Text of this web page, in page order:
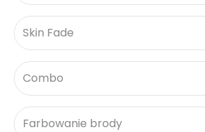
Skin Fade
Combo
Farbowanie brody